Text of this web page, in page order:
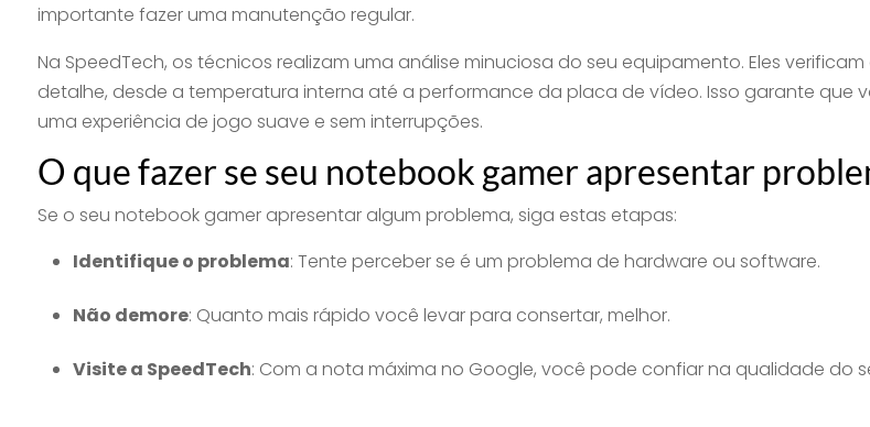
importante fazer uma manutenção regular.
Na SpeedTech, os técnicos realizam uma análise minuciosa do seu equipamento. Eles
detalhe, desde a temperatura interna até a performance da placa de vídeo. Isso garante que
uma experiência de jogo suave e sem interrupções.
O que fazer se seu notebook gamer apresentar
Se o seu notebook gamer apresentar algum problema, siga estas etapas:
Identifique o problema: Tente perceber se é um problema de hardware ou software.
Não demore: Quanto mais rápido você levar para consertar, melhor.
Visite a SpeedTech: Com a nota máxima no Google, você pode confiar na qualidade do